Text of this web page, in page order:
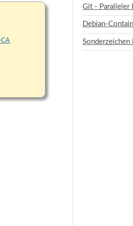
Git - Paralleler
Debian-
Sonderzeichen